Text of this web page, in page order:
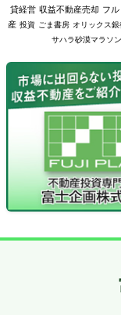
貸経営 収益不動産売却 フ
産 投資 ごま書房 オリックス銀
サハラ砂漠マラソン